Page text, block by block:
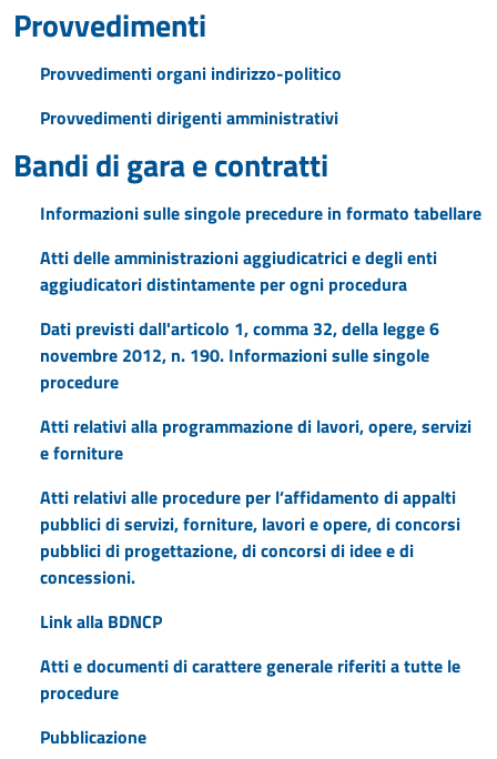
Provvedimenti
Provvedimenti organi indirizzo-politico
Provvedimenti dirigenti amministrativi
Bandi di gara e contratti
Informazioni sulle singole precedure in formato tabellare
Atti delle amministrazioni aggiudicatrici e degli enti
aggiudicatori distintamente per ogni procedura
Dati previsti dall'articolo 1, comma 32, della legge 6
novembre 2012, n. 190. Informazioni sulle singole
procedure
Atti relativi alla programmazione di lavori, opere, servizi
e forniture
Atti relativi alle procedure per l’affidamento di appalti
pubblici di servizi, forniture, lavori e opere, di concorsi
pubblici di progettazione, di concorsi di idee e di
concessioni.
Link alla BDNCP
Atti e documenti di carattere generale riferiti a tutte le
procedure
Pubblicazione